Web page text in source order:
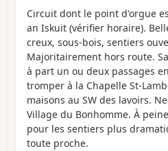
Circuit dont le point d'orgue
an Iskuit (vérifier horaire).
creux, sous-bois, sentiers
Majoritairement hors route.
à part un ou deux passages
tromper à la Chapelle St-
maisons au SW des lavoirs.
Village du Bonhomme. À
pour les sentiers plus
toute proche.